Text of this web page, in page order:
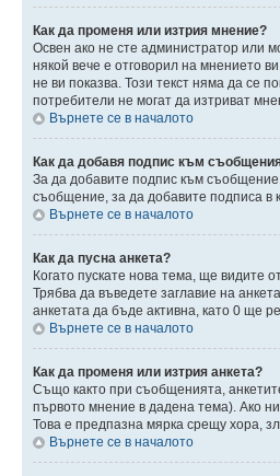
Как да променя или изтрия мнение?
Освен ако не сте администратор или
някой вече е отговорил на мнението
не ви показва. Този текст няма да се
потребители не могат да изтриват
Върнете се в началото
Как да добавя подпис към
За да добавите подпис към
съобщение, за да добавите подписа в
Върнете се в началото
Как да пусна анкета?
Когато пускате нова тема, ще видите
Трябва да въведете заглавие на
анкетата да бъде активна, като 0 ще
Върнете се в началото
Как да променя или изтрия анкета?
Също както при съобщенията,
първото мнение в дадена тема). Ако
Това е предпазна мярка срещу хора,
Върнете се в началото